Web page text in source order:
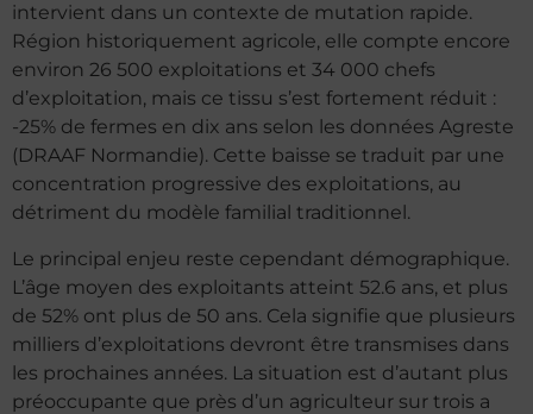
intervient dans un contexte de mutation rapide.
Région historiquement agricole, elle compte encore
environ 26 500 exploitations et 34 000 chefs
d’exploitation, mais ce tissu s’est fortement réduit :
-25% de fermes en dix ans selon les données Agreste
(DRAAF Normandie). Cette baisse se traduit par une
concentration progressive des exploitations, au
détriment du modèle familial traditionnel.
Le principal enjeu reste cependant démographique.
L’âge moyen des exploitants atteint 52.6 ans, et plus
de 52% ont plus de 50 ans. Cela signifie que plusieurs
milliers d’exploitations devront être transmises dans
les prochaines années. La situation est d’autant plus
préoccupante que près d’un agriculteur sur trois a